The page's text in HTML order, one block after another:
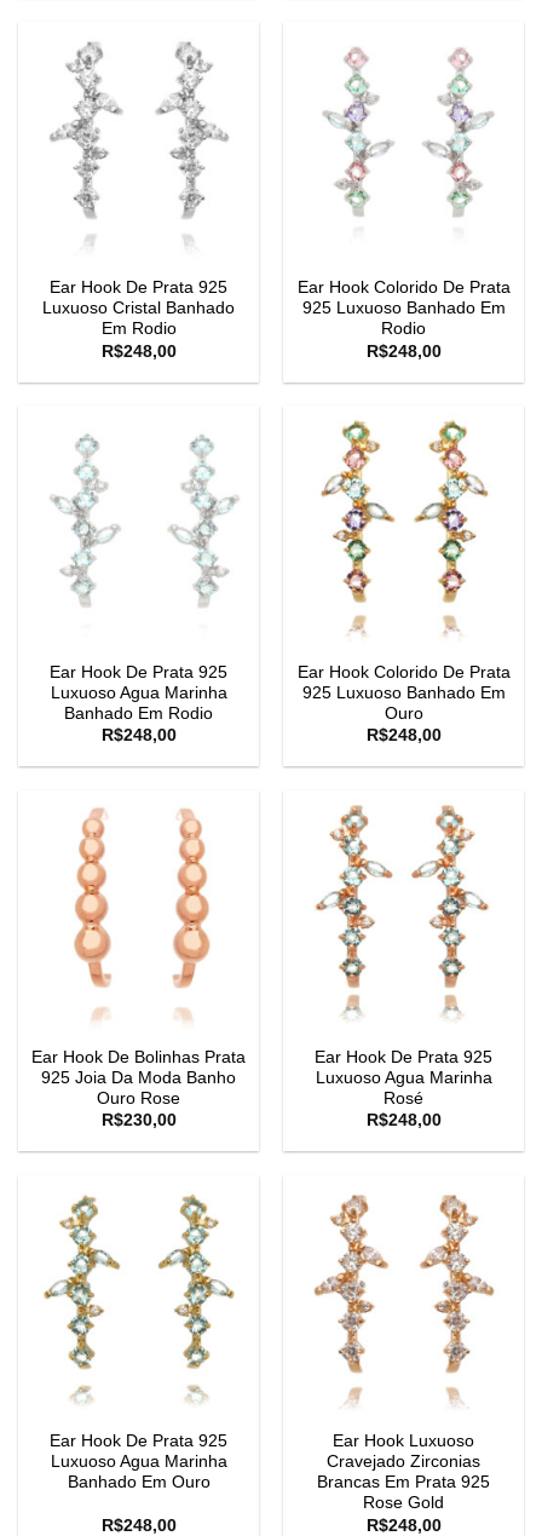
Ear Hook De Prata 925
Luxuoso Cristal Banhado
Em Rodio
R$248,00
Ear Hook Colorido De Prata
925 Luxuoso Banhado Em
Rodio
R$248,00
Ear Hook De Prata 925
Luxuoso Agua Marinha
Banhado Em Rodio
R$248,00
Ear Hook Colorido De Prata
925 Luxuoso Banhado Em
Ouro
R$248,00
Ear Hook De Bolinhas Prata
925 Joia Da Moda Banho
Ouro Rose
R$230,00
Ear Hook De Prata 925
Luxuoso Agua Marinha
Rosé
R$248,00
Ear Hook De Prata 925
Luxuoso Agua Marinha
Banhado Em Ouro
R$248,00
Ear Hook Luxuoso
Cravejado Zirconias
Brancas Em Prata 925
Rose Gold
R$248,00